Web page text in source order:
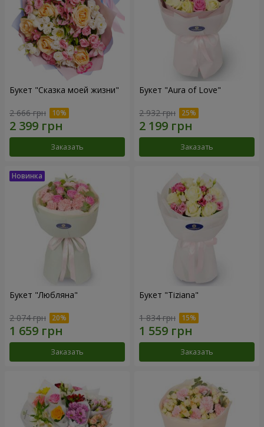
Букет "Сказка моей жизни"
2 666 грн
Заказать
Букет "Aura of Love"
2 932 грн
Заказать
Букет "Любляна"
2 074 грн
Заказать
Букет "Tiziana"
1 834 грн
Заказать